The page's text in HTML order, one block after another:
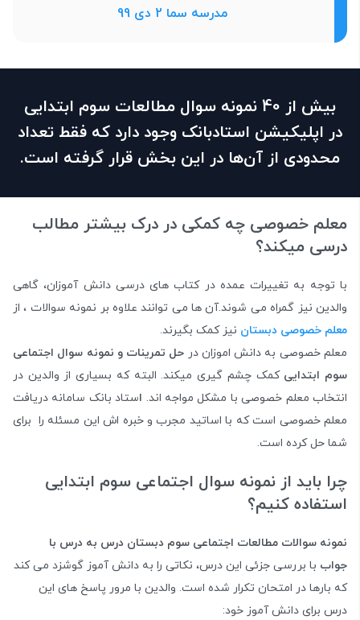
مدرسه سما 2 دی 99
بیش از 40 نمونه سوال مطالعات سوم ابتدایی
در اپلیکیشن استادبانک وجود دارد که فقط تعداد
محدودی از آن‌ها در این بخش قرار گرفته است.
معلم خصوصی چه کمکی در درک بیشتر مطالب
درسی میکند؟
با توجه به تغییرات عمده در کتاب های درسی دانش آموزان، گاهی
والدین نیز گمراه می شوند.آن ها می توانند علاوه بر نمونه سوالات ، از
معلم خصوصی دبستان نیز کمک بگیرند.
معلم خصوصی به دانش اموزان در حل تمرینات و نمونه سوال اجتماعی
سوم ابتدایی کمک چشم گیری میکند. البته که بسیاری از والدین در
انتخاب معلم خصوصی با مشکل مواجه اند. استاد بانک سامانه دریافت
معلم خصوصی است که با اساتید مجرب و خبره اش این مسئله را برای
شما حل کرده است.
چرا باید از نمونه سوال اجتماعی سوم ابتدایی
استفاده کنیم؟
نمونه سوالات مطالعات اجتماعی سوم دبستان درس به درس با
جواب با بررسی جزئی این درس، نکاتی را به دانش آموز گوشزد می کند
که بارها در امتحان تکرار شده است. والدین با مرور پاسخ های این
درس برای دانش آموز خود: